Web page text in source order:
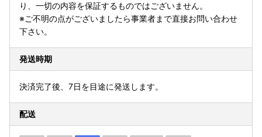
り、一切の内容を保証するものではございません。
※ご不明の点がございましたら事業者まで直接お問い合わせ
下さい。
発送時期
決済完了後、7日を目途に発送します。
配送